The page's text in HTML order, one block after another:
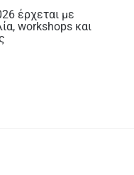
έρχεται με
workshops και